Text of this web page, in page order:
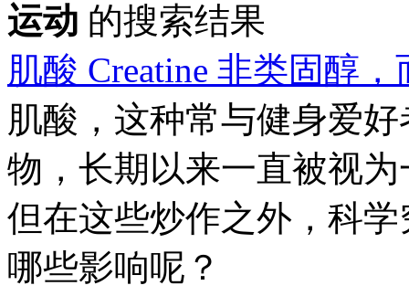
运动 的搜索结果
肌酸 Creatine 非类固醇
肌酸，这种常与健身爱
物，长期以来一直被视
但在这些炒作之外，科
哪些影响呢？